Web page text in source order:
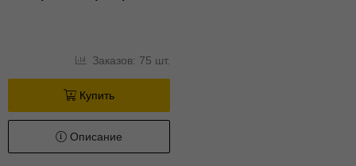
Заказов: 75 шт.
Купить
Описание